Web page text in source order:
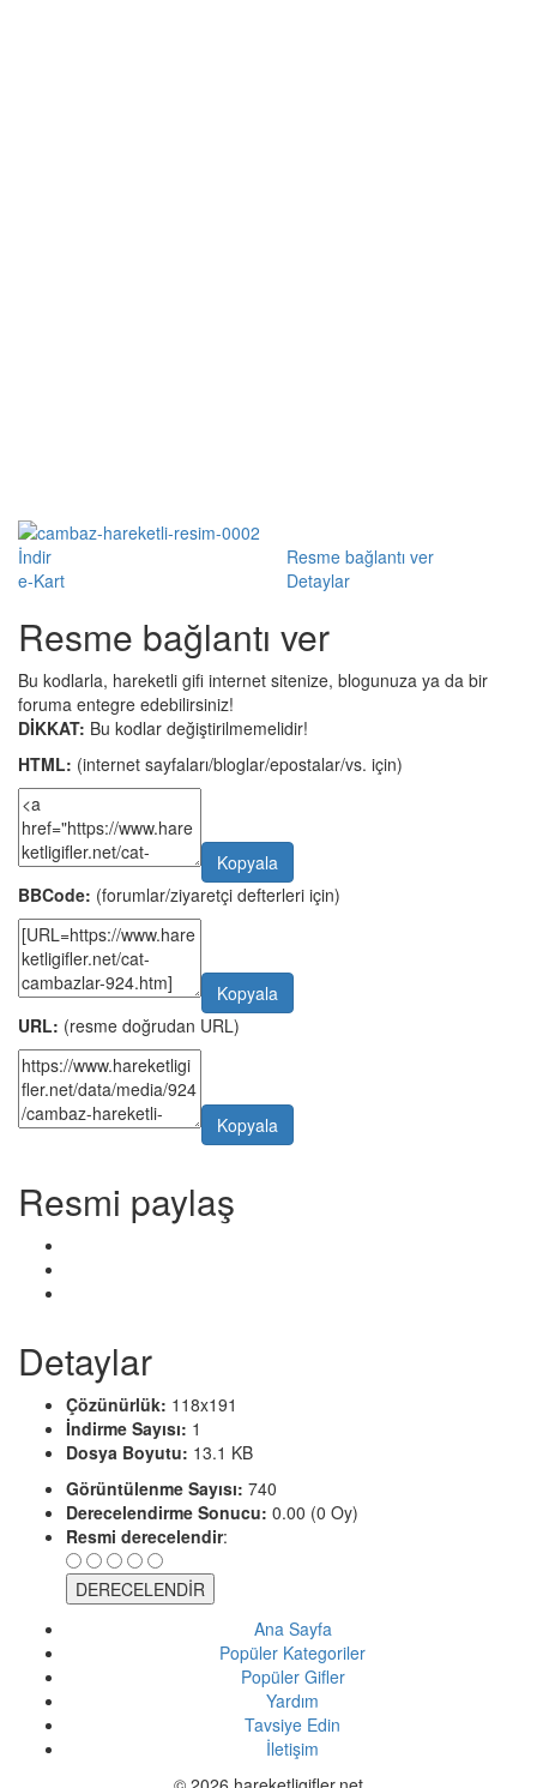
İndir
Resme bağlantı ver
e-Kart
Detaylar
Resme bağlantı ver
Bu kodlarla, hareketli gifi internet sitenize, blogunuza ya da bir
foruma entegre edebilirsiniz!
DİKKAT: Bu kodlar değiştirilmemelidir!
HTML: (internet sayfaları/bloglar/epostalar/vs. için)
Kopyala
BBCode: (forumlar/ziyaretçi defterleri için)
Kopyala
URL: (resme doğrudan URL)
Kopyala
Resmi paylaş
Detaylar
Çözünürlük: 118x191
İndirme Sayısı: 1
Dosya Boyutu: 13.1 KB
Görüntülenme Sayısı: 740
Derecelendirme Sonucu: 0.00 (0 Oy)
Resmi derecelendir:
Ana Sayfa
Popüler Kategoriler
Popüler Gifler
Yardım
Tavsiye Edin
İletişim